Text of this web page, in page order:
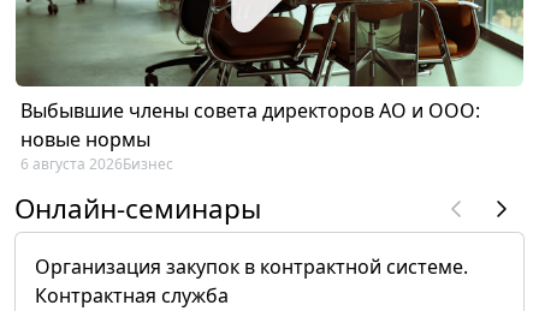
Выбывшие члены совета директоров АО и ООО:
новые нормы
6 августа 2026Бизнес
Онлайн-семинары
Организация закупок в контрактной системе.
Контрактная служба